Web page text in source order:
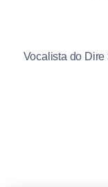
Vocalista do Dire